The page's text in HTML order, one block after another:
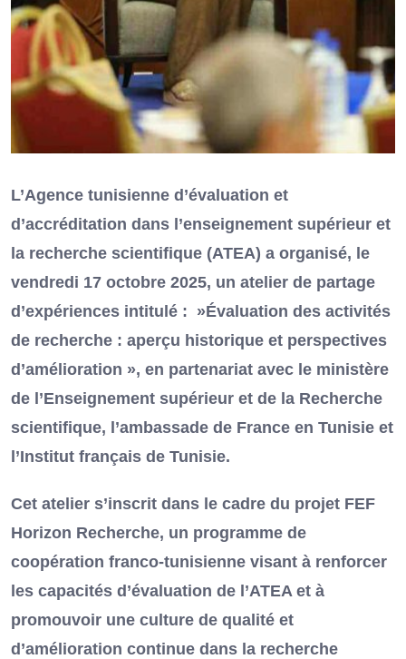
L’Agence tunisienne d’évaluation et
d’accréditation dans l’enseignement supérieur et
la recherche scientifique (ATEA) a organisé, le
vendredi 17 octobre 2025, un atelier de partage
d’expériences intitulé : »Évaluation des activités
de recherche : aperçu historique et perspectives
d’amélioration », en partenariat avec le ministère
de l’Enseignement supérieur et de la Recherche
scientifique, l’ambassade de France en Tunisie et
l’Institut français de Tunisie.
Cet atelier s’inscrit dans le cadre du projet FEF
Horizon Recherche, un programme de
coopération franco-tunisienne visant à renforcer
les capacités d’évaluation de l’ATEA et à
promouvoir une culture de qualité et
d’amélioration continue dans la recherche